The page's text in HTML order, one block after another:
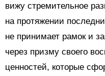
вижу стремительное
на протяжении
не принимает рамок и
через призму своего
ценностей, которые